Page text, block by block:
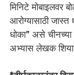
मिनिटे मोबाइलवर
आरोग्यासाठी
धोका” असे चीनच्या
अभ्यास लेखक